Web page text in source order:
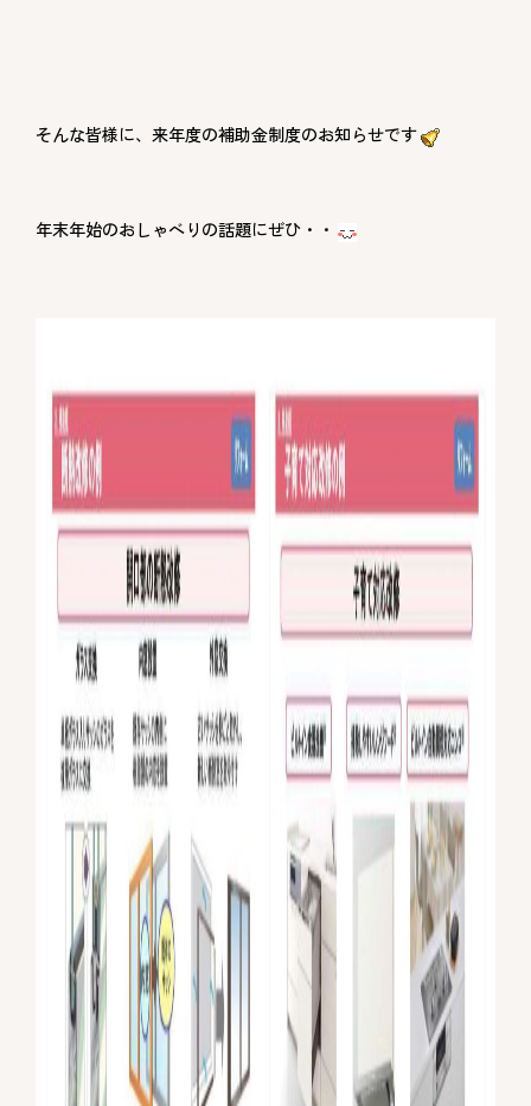
そんな皆様に、来年度の補助金制度のお知らせです
年末年始のおしゃべりの話題にぜひ・・